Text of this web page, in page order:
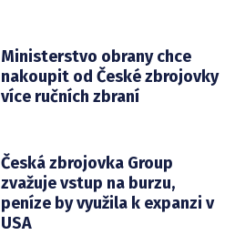
Ministerstvo obrany chce
nakoupit od České zbrojovky
více ručních zbraní
Česká zbrojovka Group
zvažuje vstup na burzu,
peníze by využila k expanzi v
USA